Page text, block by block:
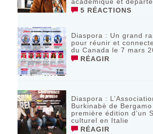
académique et
5 RÉACTIONS
Diaspora : Un grand
pour réunir et
du Canada le 7 mars
RÉAGIR
‎Diaspora :
Burkinabè de
première édition d’un
culturel en Italie
RÉAGIR